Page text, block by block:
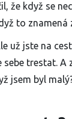
že když se
to znamená
už jste na
trestat. A
jsem byl